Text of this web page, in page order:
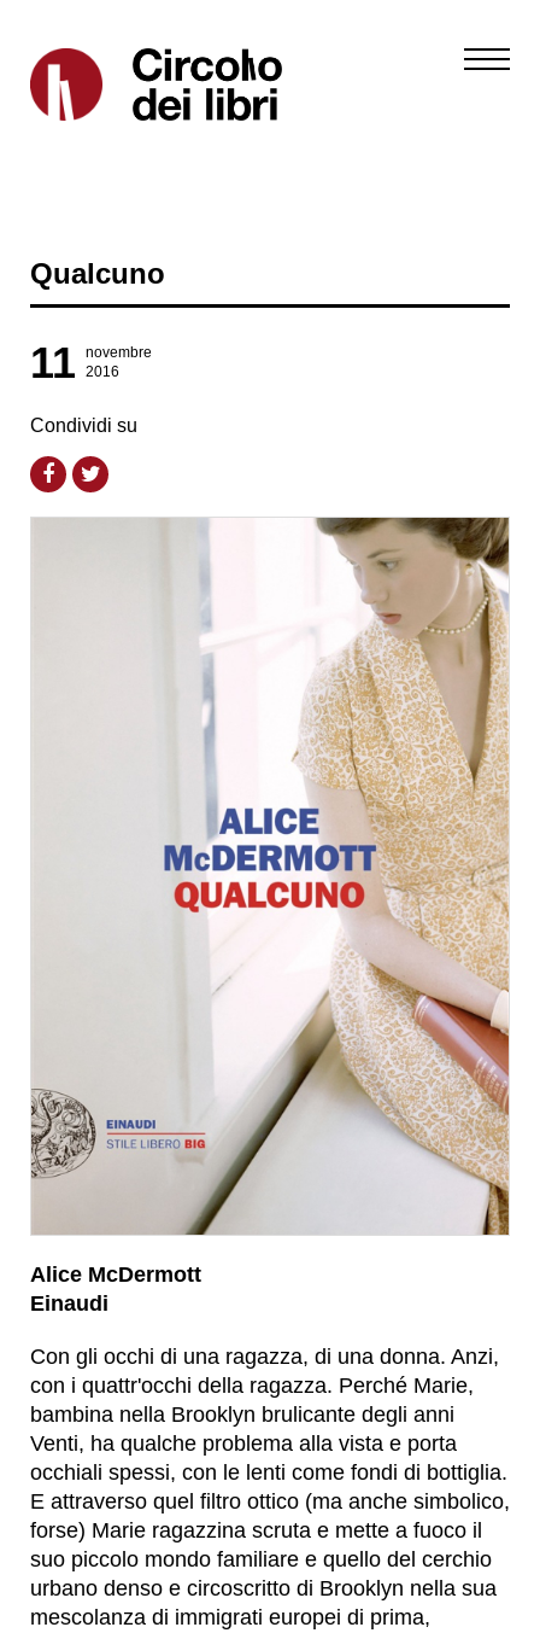
Qualcuno
11
novembre
2016
Condividi su
Alice McDermott
Einaudi
Con gli occhi di una ragazza, di una donna. Anzi,
con i quattr'occhi della ragazza. Perché Marie,
bambina nella Brooklyn brulicante degli anni
Venti, ha qualche problema alla vista e porta
occhiali spessi, con le lenti come fondi di bottiglia.
E attraverso quel filtro ottico (ma anche simbolico,
forse) Marie ragazzina scruta e mette a fuoco il
suo piccolo mondo familiare e quello del cerchio
urbano denso e circoscritto di Brooklyn nella sua
mescolanza di immigrati europei di prima,